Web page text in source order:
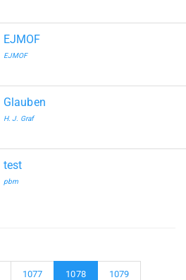
EJMOF
EJMOF
Glauben
H. J. Graf
test
pbm
1077 1078 1079